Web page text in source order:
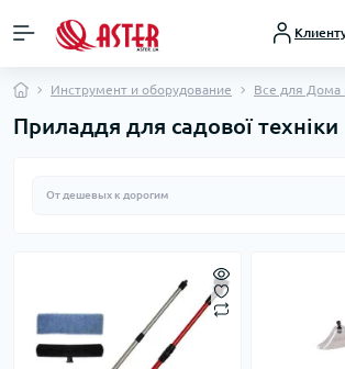
Инструмент и оборудование Все для Дома
Приладдя для садової техніки